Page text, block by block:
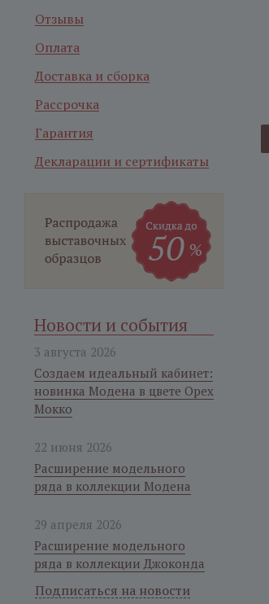
Отзывы
Оплата
Доставка и сборка
Рассрочка
Гарантия
Декларации и сертификаты
Новости и события
3 августа 2026
Создаем идеальный кабинет:
новинка Модена в цвете Орех
Мокко
22 июня 2026
Расширение модельного
ряда в коллекции Модена
29 апреля 2026
Расширение модельного
ряда в коллекции Джоконда
Подписаться на новости